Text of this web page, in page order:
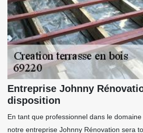
Entreprise Johnny
disposition
En tant que professionnel dans le
notre entreprise Johnny Rénovation sera